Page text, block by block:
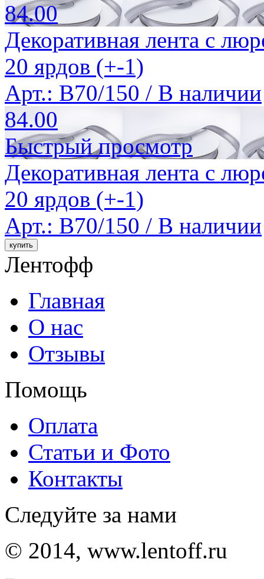
84.00
Декоративная лента с
20 ярдов (+-1)
Арт.: B70/150 / В наличии
84.00
Быстрый просмотр
Декоративная лента с
20 ярдов (+-1)
Арт.: B70/150 / В наличии
Лентофф
Главная
О нас
Отзывы
Помощь
Оплата
Статьи и Фото
Контакты
Следуйте за нами
© 2014, www.lentoff.ru